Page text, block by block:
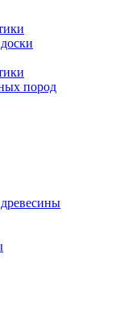
пород